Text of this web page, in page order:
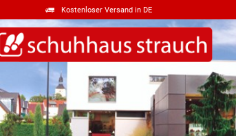
Kostenloser Versand in DE